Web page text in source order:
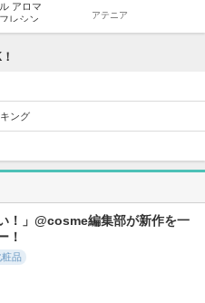
アロマ
レシン
の香り
アテニア
AESTURA
ング
！」@cosme編集部が新作を一
！
粧品